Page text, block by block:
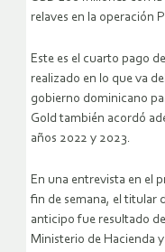
relaves en la operación
Este es el cuarto pago
realizado en lo que va
gobierno dominicano
Gold también acordó
años 2022 y 2023.
En una entrevista en el
fin de semana, el titular
anticipo fue resultado
Ministerio de Hacienda